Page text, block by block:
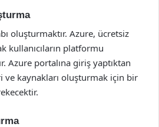
oluşturmaktır. Azure, ücretsiz
kullanıcıların platformu
Azure portalına giriş yaptıktan
ve kaynakları oluşturmak için bir